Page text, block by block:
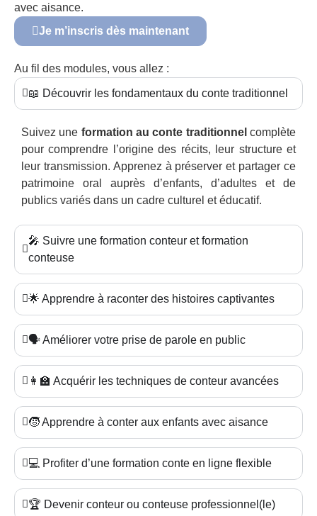
avec aisance.
Je m’inscris dès maintenant
Au fil des modules, vous allez :
📖 Découvrir les fondamentaux du conte traditionnel
Suivez une formation au conte traditionnel complète
pour comprendre l’origine des récits, leur structure et
leur transmission. Apprenez à préserver et partager ce
patrimoine oral auprès d’enfants, d’adultes et de
publics variés dans un cadre culturel et éducatif.
🎤 Suivre une formation conteur et formation
conteuse
🌟 Apprendre à raconter des histoires captivantes
🗣️ Améliorer votre prise de parole en public
👩‍🏫 Acquérir les techniques de conteur avancées
🧒 Apprendre à conter aux enfants avec aisance
💻 Profiter d’une formation conte en ligne flexible
🏆 Devenir conteur ou conteuse professionnel(le)